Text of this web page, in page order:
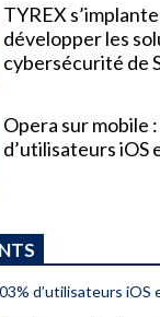
TYREX
développer les
cybersécurité de
Opera sur mobile
d’utilisateurs iOS
d’utilisateurs iOS